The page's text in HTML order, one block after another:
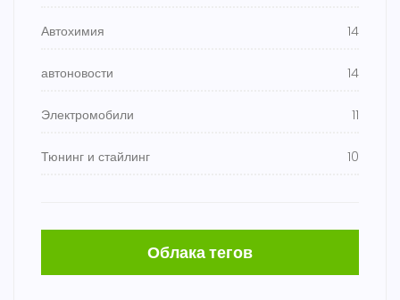
Автохимия 14
автоновости 14
Электромобили 11
Тюнинг и стайлинг 10
Облака тегов